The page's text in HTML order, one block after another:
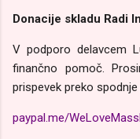
Donacije skladu Radi
V podporo delavcem
finančno pomoč.
prispevek preko
paypal.me/